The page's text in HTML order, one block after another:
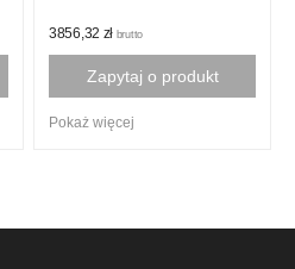
3856,32 zł brutto
Zapytaj o produkt
Pokaż więcej